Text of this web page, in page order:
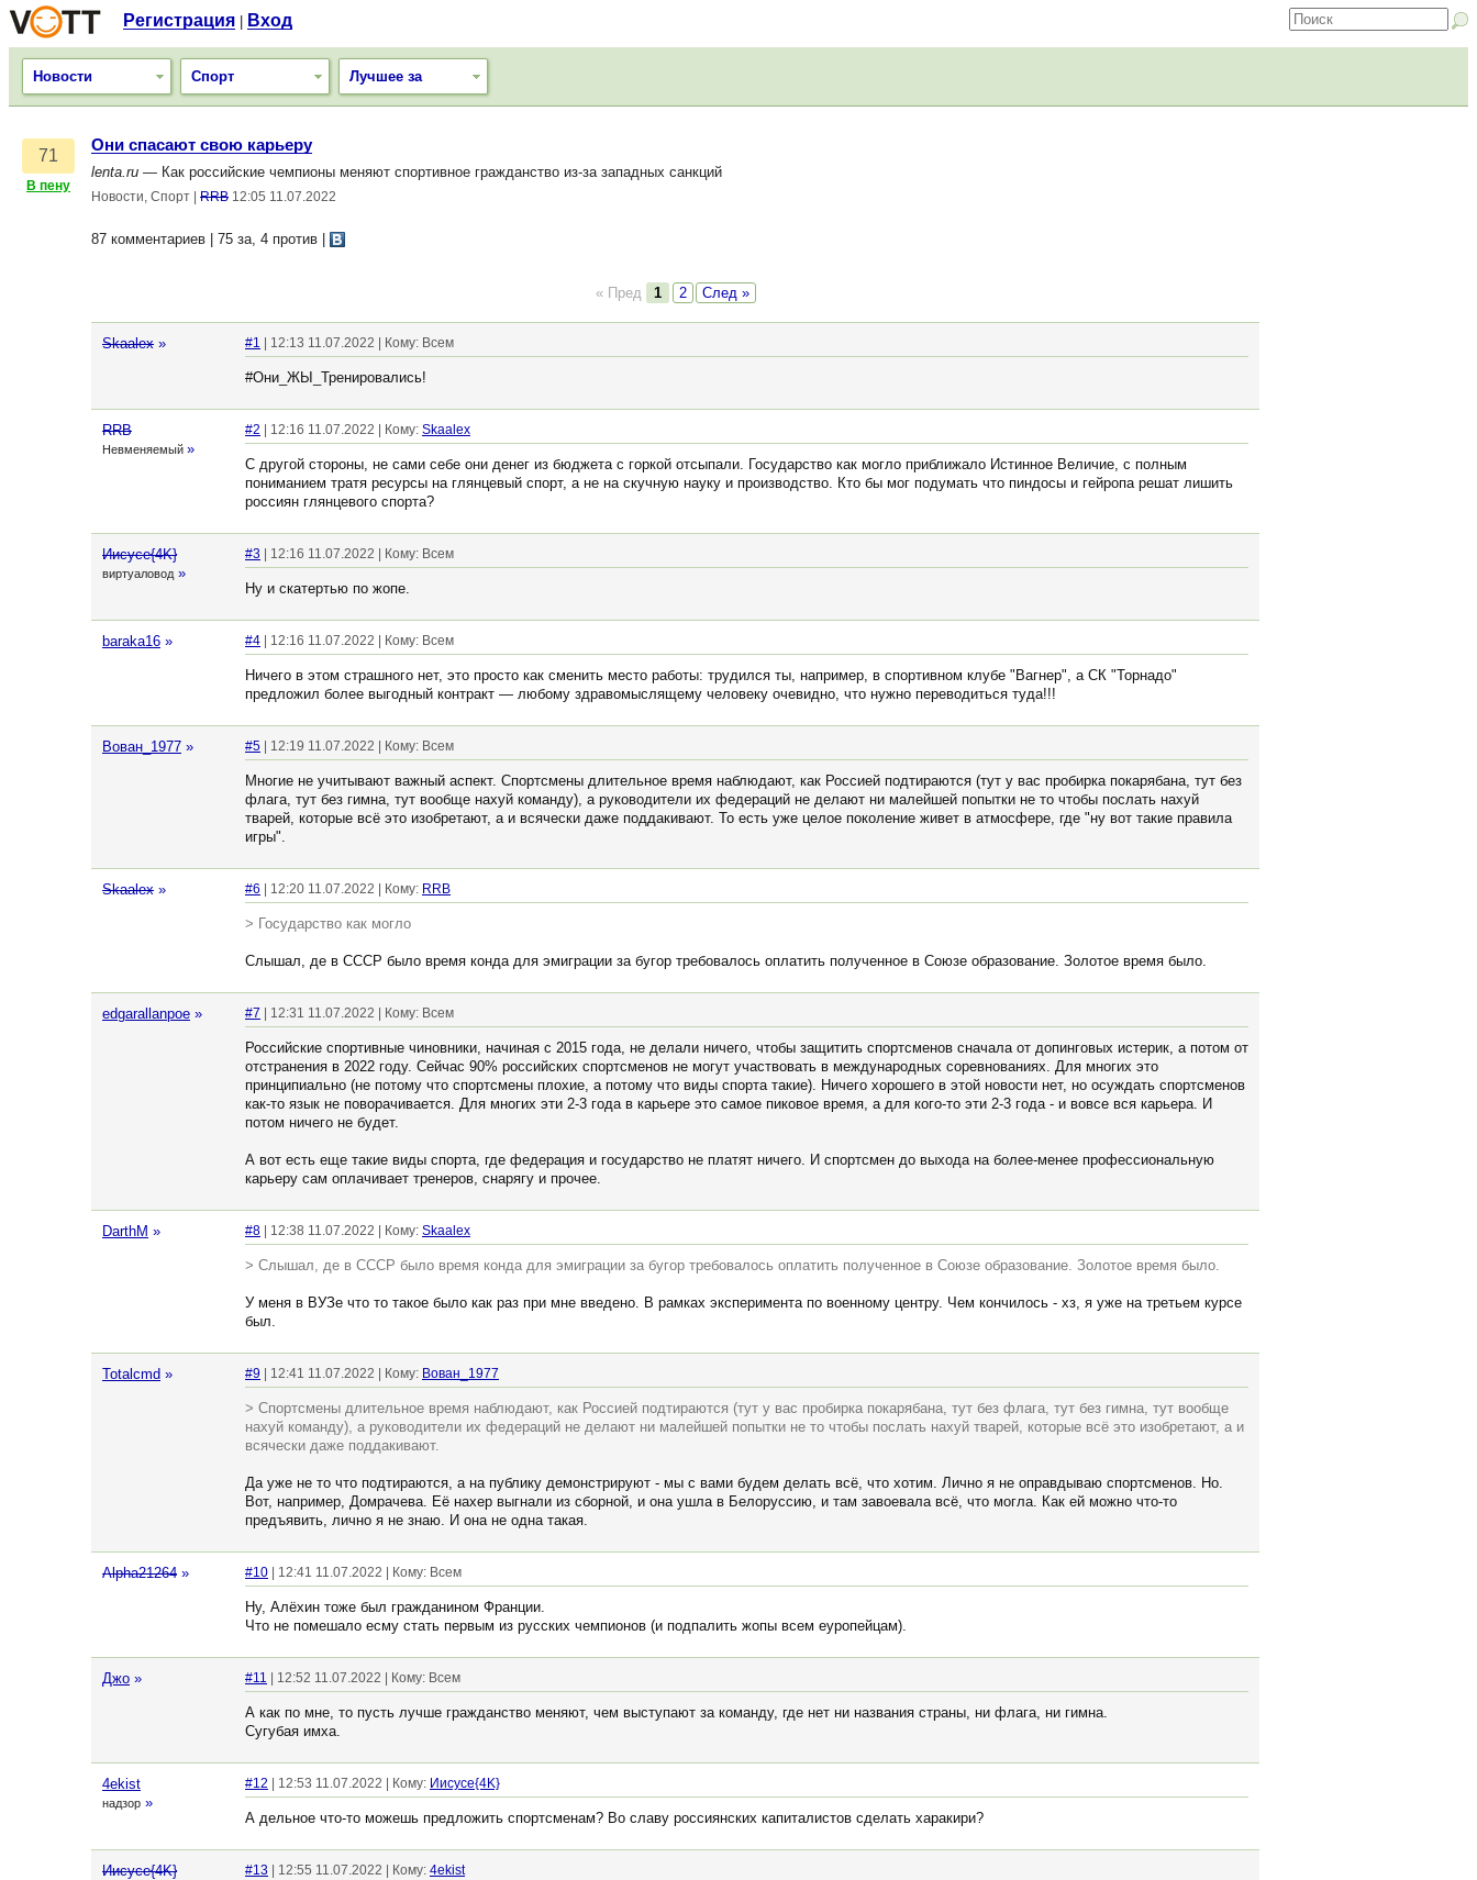
Регистрация Вход
Новости Спорт Лучшее за
71
В пену
Они спасают свою карьеру
lenta.ru — Как российские чемпионы меняют спортивное гражданство из-за западных санкций
Новости, Спорт RRB 12:05 11.07.2022
87 комментариев | 75 за, 4 против
« Пред 1 2 След »
Skaalex » #1 | 12:13 11.07.2022 | Кому: Всем
#Они_ЖЫ_Тренировались!
RRB
Невменяемый »
#2 | 12:16 11.07.2022 | Кому: Skaalex
С другой стороны, не сами себе они денег из бюджета с горкой отсыпали. Государство как могло приближало Истинное Величие, с полным
пониманием тратя ресурсы на глянцевый спорт, а не на скучную науку и производство. Кто бы мог подумать что пиндосы и гейропа решат лишить
россиян глянцевого спорта?
Иисусе{4K}
виртуаловод »
#3 | 12:16 11.07.2022 | Кому: Всем
Ну и скатертью по жопе.
baraka16 » #4 | 12:16 11.07.2022 | Кому: Всем
Ничего в этом страшного нет, это просто как сменить место работы: трудился ты, например, в спортивном клубе "Вагнер", а СК "Торнадо"
предложил более выгодный контракт — любому здравомыслящему человеку очевидно, что нужно переводиться туда!!!
Вован_1977 » #5 | 12:19 11.07.2022 | Кому: Всем
Многие не учитывают важный аспект. Спортсмены длительное время наблюдают, как Россией подтираются (тут у вас пробирка покарябана, тут без
флага, тут без гимна, тут вообще нахуй команду), а руководители их федераций не делают ни малейшей попытки не то чтобы послать нахуй
тварей, которые всё это изобретают, а и всячески даже поддакивают. То есть уже целое поколение живет в атмосфере, где "ну вот такие правила
игры".
Skaalex » #6 | 12:20 11.07.2022 | Кому: RRB
> Государство как могло
Слышал, де в СССР было время конда для эмиграции за бугор требовалось оплатить полученное в Союзе образование. Золотое время было.
edgarallanpoe » #7 | 12:31 11.07.2022 | Кому: Всем
Российские спортивные чиновники, начиная с 2015 года, не делали ничего, чтобы защитить спортсменов сначала от допинговых истерик, а потом от
отстранения в 2022 году. Сейчас 90% российских спортсменов не могут участвовать в международных соревнованиях. Для многих это
принципиально (не потому что спортсмены плохие, а потому что виды спорта такие). Ничего хорошего в этой новости нет, но осуждать спортсменов
как-то язык не поворачивается. Для многих эти 2-3 года в карьере это самое пиковое время, а для кого-то эти 2-3 года - и вовсе вся карьера. И
потом ничего не будет.
А вот есть еще такие виды спорта, где федерация и государство не платят ничего. И спортсмен до выхода на более-менее профессиональную
карьеру сам оплачивает тренеров, снарягу и прочее.
DarthM » #8 | 12:38 11.07.2022 | Кому: Skaalex
> Слышал, де в СССР было время конда для эмиграции за бугор требовалось оплатить полученное в Союзе образование. Золотое время было.
У меня в ВУЗе что то такое было как раз при мне введено. В рамках эксперимента по военному центру. Чем кончилось - хз, я уже на третьем курсе
был.
Totalcmd » #9 | 12:41 11.07.2022 | Кому: Вован_1977
> Спортсмены длительное время наблюдают, как Россией подтираются (тут у вас пробирка покарябана, тут без флага, тут без гимна, тут вообще
нахуй команду), а руководители их федераций не делают ни малейшей попытки не то чтобы послать нахуй тварей, которые всё это изобретают, а и
всячески даже поддакивают.
Да уже не то что подтираются, а на публику демонстрируют - мы с вами будем делать всё, что хотим. Лично я не оправдываю спортсменов. Но.
Вот, например, Домрачева. Её нахер выгнали из сборной, и она ушла в Белоруссию, и там завоевала всё, что могла. Как ей можно что-то
предъявить, лично я не знаю. И она не одна такая.
Alpha21264 » #10 | 12:41 11.07.2022 | Кому: Всем
Ну, Алёхин тоже был гражданином Франции.
Что не помешало есму стать первым из русских чемпионов (и подпалить жопы всем еуропейцам).
Джо » #11 | 12:52 11.07.2022 | Кому: Всем
А как по мне, то пусть лучше гражданство меняют, чем выступают за команду, где нет ни названия страны, ни флага, ни гимна.
Сугубая имха.
4ekist
надзор »
#12 | 12:53 11.07.2022 | Кому: Иисусе{4K}
А дельное что-то можешь предложить спортсменам? Во славу россиянских капиталистов сделать харакири?
Иисусе{4K} #13 | 12:55 11.07.2022 | Кому: 4ekist